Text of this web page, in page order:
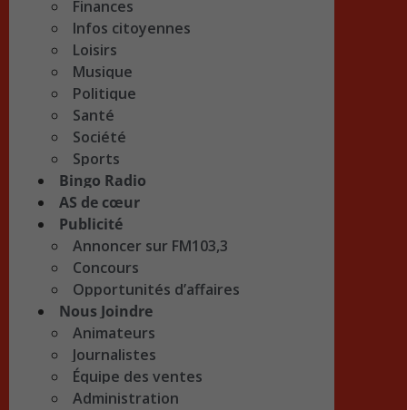
Finances
Infos citoyennes
Loisirs
Musique
Politique
Santé
Société
Sports
Bingo Radio
AS de cœur
Publicité
Annoncer sur FM103,3
Concours
Opportunités d’affaires
Nous Joindre
Animateurs
Journalistes
Équipe des ventes
Administration